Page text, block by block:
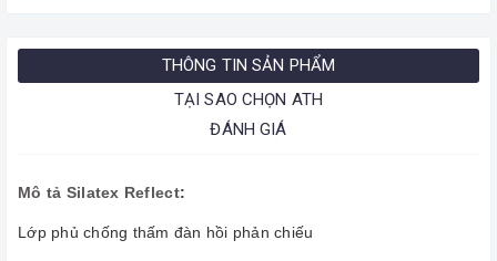
THÔNG TIN SẢN PHẨM
TẠI SAO CHỌN ATH
ĐÁNH GIÁ
Mô tả Silatex Reflect:
Lớp phủ chống thấm đàn hồi phản chiếu